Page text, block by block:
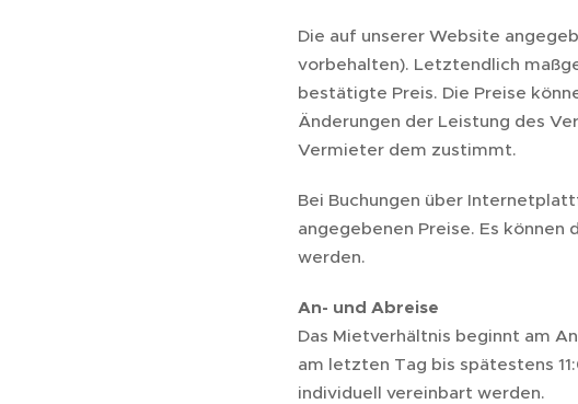
Die auf unserer Website
vorbehalten). Letztendlich
bestätigte Preis. Die Preise
Änderungen der Leistung des
Vermieter dem zustimmt.
Bei Buchungen über
angegebenen Preise. Es
werden.
An- und Abreise
Das Mietverhältnis beginnt am
am letzten Tag bis spätestens
individuell vereinbart werden.